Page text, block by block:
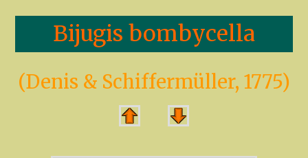
Bijugis bombycella
(Denis & Schiffermüller, 1775)